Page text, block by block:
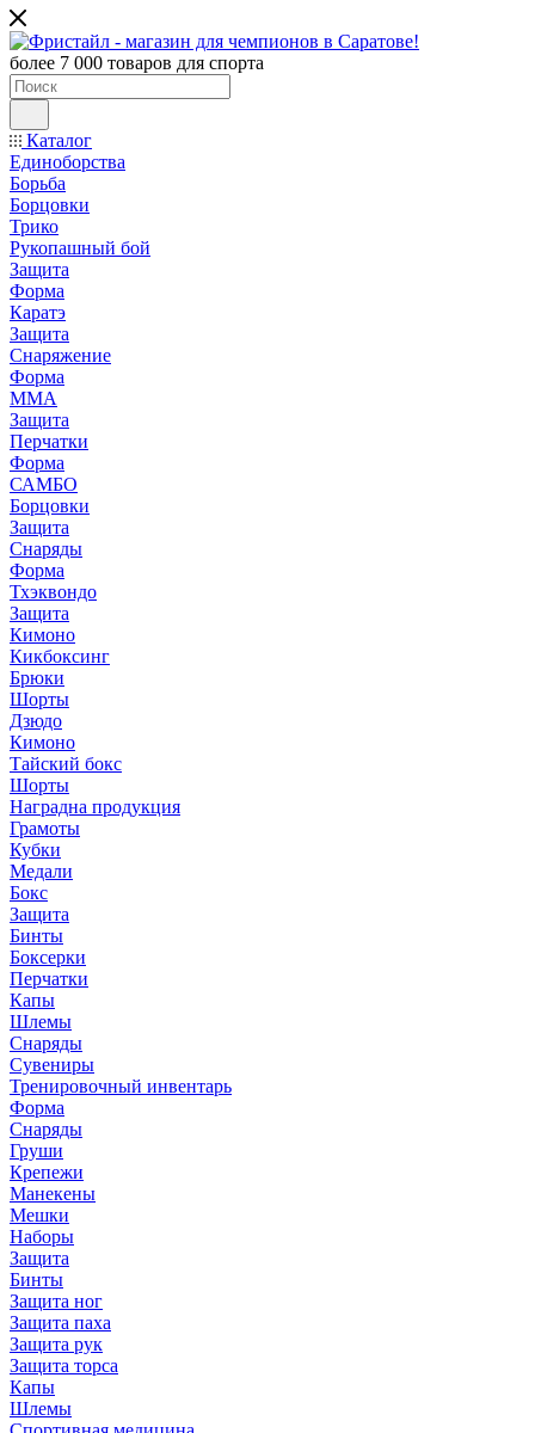
более 7 000 товаров для спорта
Каталог
Единоборства
Борьба
Борцовки
Трико
Рукопашный бой
Защита
Форма
Каратэ
Защита
Снаряжение
Форма
ММА
Защита
Перчатки
Форма
САМБО
Борцовки
Защита
Снаряды
Форма
Тхэквондо
Защита
Кимоно
Кикбоксинг
Брюки
Шорты
Дзюдо
Кимоно
Тайский бокс
Шорты
Наградна продукция
Грамоты
Кубки
Медали
Бокс
Защита
Бинты
Боксерки
Перчатки
Капы
Шлемы
Снаряды
Сувениры
Тренировочный инвентарь
Форма
Снаряды
Груши
Крепежи
Манекены
Мешки
Наборы
Защита
Бинты
Защита ног
Защита паха
Защита рук
Защита торса
Капы
Шлемы